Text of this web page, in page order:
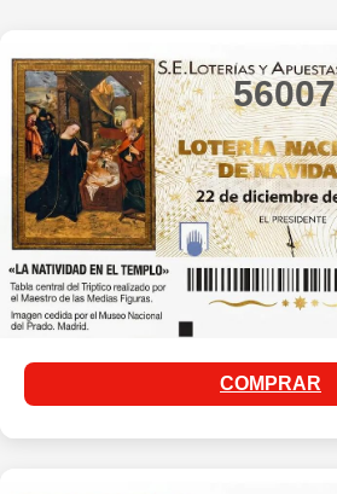
56007
COMPRAR